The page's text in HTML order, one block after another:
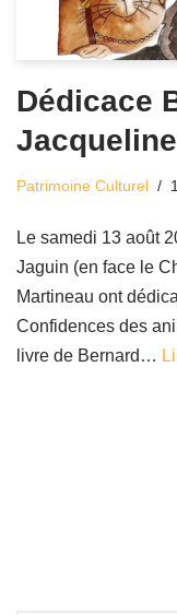
Dédicace
Patrimoine Culturel
Le samedi 13 août
Jaguin (en face le
Martineau ont
Confidences des
livre de Bernard…